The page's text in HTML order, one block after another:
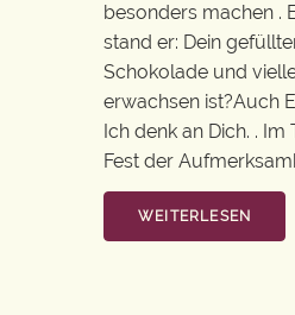
besonders machen .
stand er: Dein
Schokolade und
erwachsen ist?Auch
Ich denk an Dich. .
Fest der
WEITERLESEN